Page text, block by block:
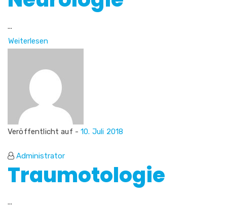
...
Weiterlesen
Veröffentlicht auf -10. Juli 2018
Administrator
Traumotologie
...